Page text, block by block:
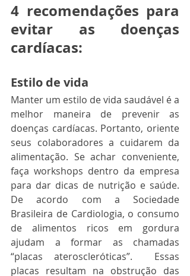
4 recomendações para
evitar as doenças
cardíacas:
Estilo de vida
Manter um estilo de vida saudável é a
melhor maneira de prevenir as
doenças cardíacas. Portanto, oriente
seus colaboradores a cuidarem da
alimentação. Se achar conveniente,
faça workshops dentro da empresa
para dar dicas de nutrição e saúde.
De acordo com a Sociedade
Brasileira de Cardiologia, o consumo
de alimentos ricos em gordura
ajudam a formar as chamadas
“placas ateroscleróticas”.  Essas
placas resultam na obstrução das